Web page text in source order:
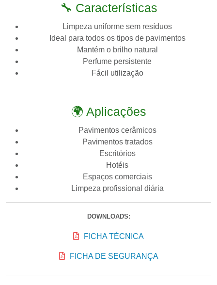
🔧 Características
Limpeza uniforme sem resíduos
Ideal para todos os tipos de pavimentos
Mantém o brilho natural
Perfume persistente
Fácil utilização
🌍 Aplicações
Pavimentos cerâmicos
Pavimentos tratados
Escritórios
Hotéis
Espaços comerciais
Limpeza profissional diária
DOWNLOADS:
FICHA TÉCNICA
FICHA DE SEGURANÇA